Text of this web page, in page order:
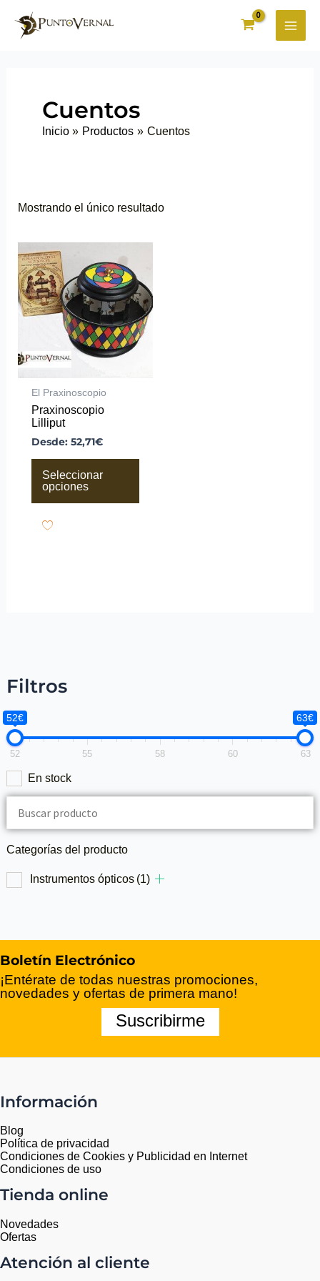
contenido
Filtros
52€ 63€
52 55 58 60 63
En stock
Categorías del producto
Instrumentos ópticos (1)
Cuentos
Inicio Productos Cuentos
Mostrando el único resultado
El Praxinoscopio
Praxinoscopio
Lilliput
Desde: 52,71€
Seleccionar
opciones
Este
producto
tiene
múltiples
variantes.
Las
opciones
elegir
en
la
de
producto
Boletín Electrónico
¡Entérate de todas nuestras promociones,
novedades y ofertas de primera mano!
Suscribirme
Información
Blog
Política de privacidad
Condiciones de Cookies y Publicidad en Internet
Condiciones de uso
Tienda online
Novedades
Ofertas
Atención al cliente